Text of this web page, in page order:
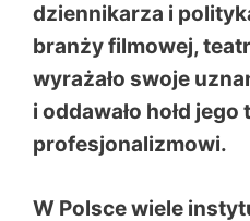
dziennikarza i
branży filmowej,
wyrażało swoje
i oddawało hołd
profesjonalizmowi.
W Polsce wiele